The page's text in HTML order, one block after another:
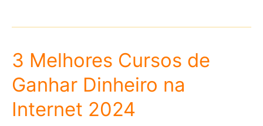
do
do
Adsense
com
Conrado
3 Melhores Cursos de
Ganhar Dinheiro na
Internet 2024